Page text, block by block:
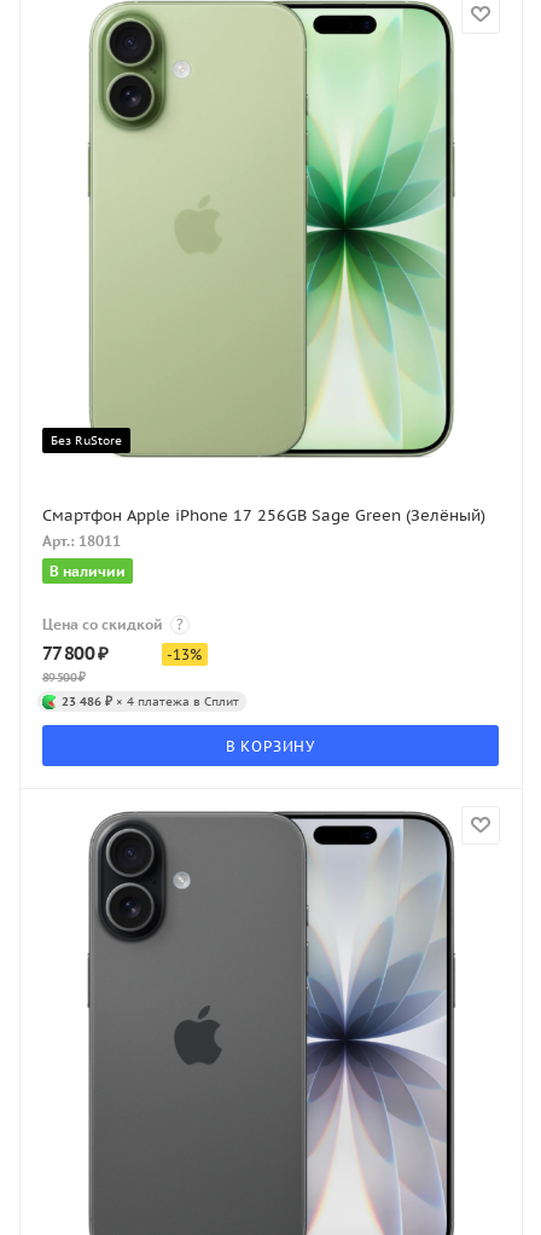
Без RuStore
Смартфон Apple iPhone 17 256GB Sage Green (Зелёный)
Арт.: 18011
В наличии
Цена со скидкой ?
77 800₽
89 500₽
-13%
23 486 ₽ × 4 платежа в Сплит
В КОРЗИНУ